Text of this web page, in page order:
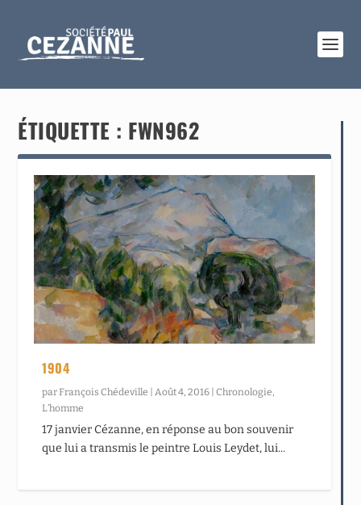
ÉTIQUETTE : FWN962
1904
par François Chédeville Août 4, 2016 |Chronologie
L’homme
17 janvier Cézanne, en réponse au bon souvenir
que lui a transmis le peintre Louis Leydet, lui...